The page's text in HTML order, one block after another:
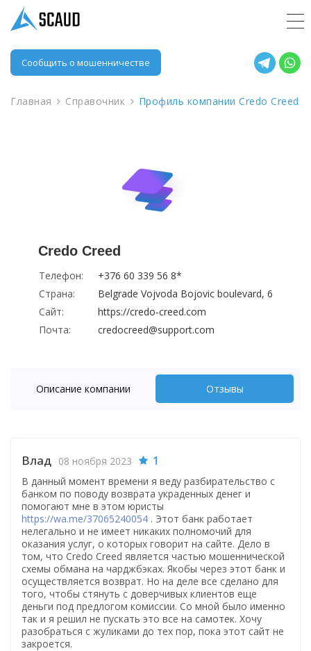
Сообщить о мошенничестве
Главная Справочник Профиль компании Credo Creed
Credo Creed
Телефон:
+376 60 339 56 8*
Страна:
Belgrade Vojvoda Bojovic boulevard, 6
Сайт:
https://credo-creed.com
Почта:
credocreed@support.com
Описание компании Отзывы
Влад 08 ноября 2023 1
В данный момент времени я веду разбирательство с
банком по поводу возврата украденных денег и
помогают мне в этом юристы
https://wa.me/37065240054 . Этот банк работает
нелегально и не имеет никаких полномочий для
оказания услуг, о которых говорит на сайте. Дело в
том, что Credo Creed является частью мошеннической
схемы обмана на чарджбэках. Якобы через этот банк и
осуществляется возврат. Но на деле все сделано для
того, чтобы стянуть с доверчивых клиентов еще
деньги под предлогом комиссии. Со мной было именно
так и я решил не пускать это все на самотек. Хочу
разобраться с жуликами до тех пор, пока этот сайт не
закроется.